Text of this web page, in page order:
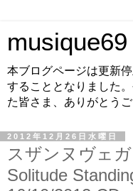
本ブログページは更新
することとなりました
た皆さま、ありがとうご
2012年12月26日水曜日
スザンヌヴェ
Solitude